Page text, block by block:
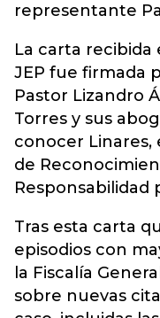
representante
La carta recibida
JEP fue firmada
Pastor Lizandro
Torres y sus
conocer Linares,
de
Responsabilidad
Tras esta carta
episodios con
la Fiscalía
sobre nuevas